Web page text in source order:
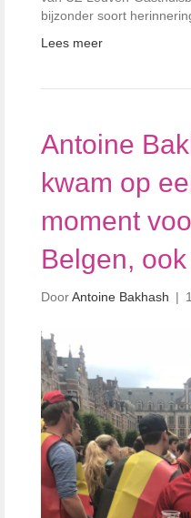
bijzonder soort
Lees meer
Antoine
kwam op
moment
Belgen, ook
DoorAntoine Bakhash |